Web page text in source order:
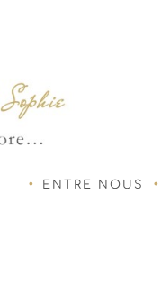
ENTRE NOUS